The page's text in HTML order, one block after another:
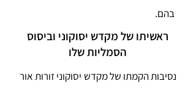
בהם.
ראשיתו של מקדש יסוקוני וביסוס
הסמליות שלו
נסיבות הקמתו של מקדש יסוקוני זורות אור